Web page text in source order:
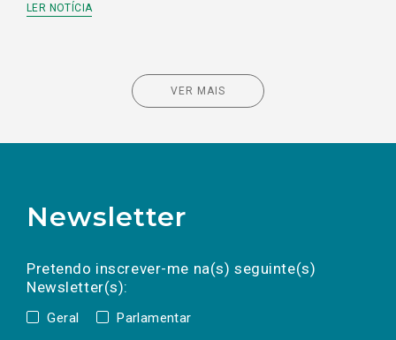
LER NOTÍCIA
VER MAIS
Newsletter
Pretendo inscrever-me na(s) seguinte(s)
Newsletter(s):
Geral Parlamentar
a(s) newsletter(s).
mail